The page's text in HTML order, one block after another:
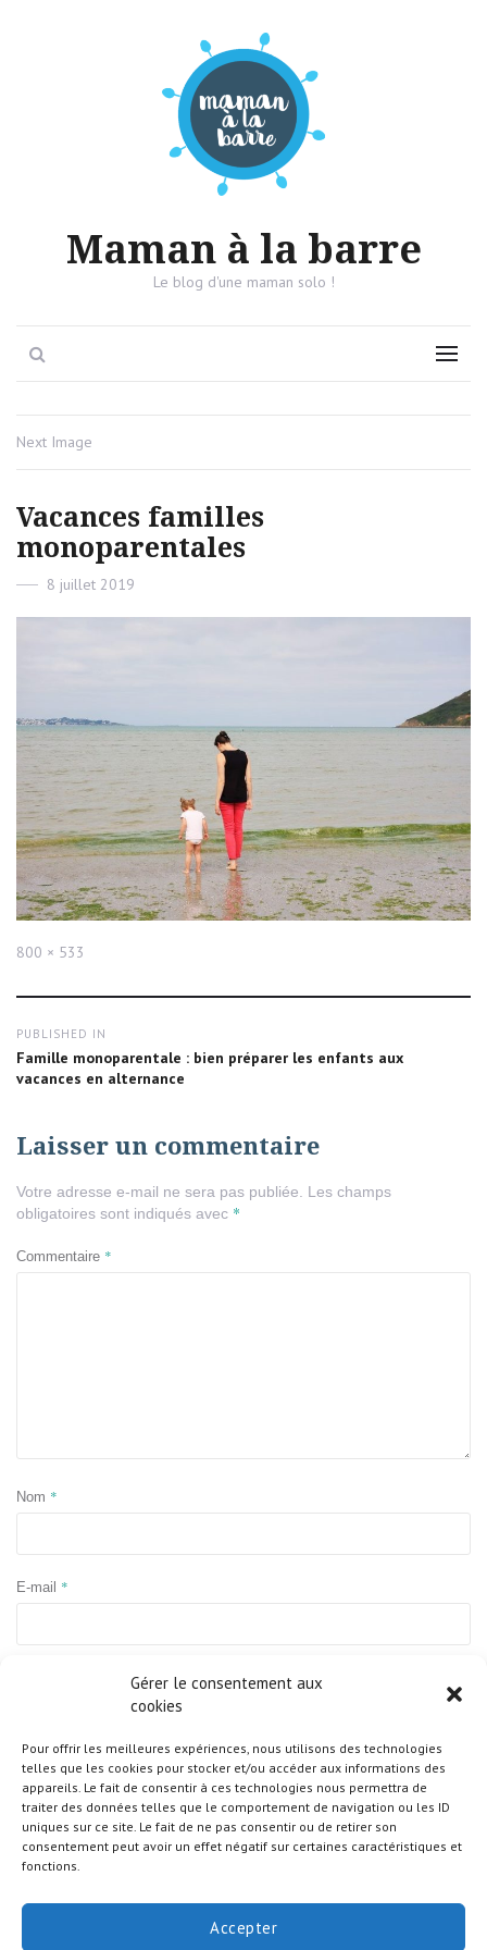
Gérer le consentement aux
cookies
Pour offrir les meilleures expériences, nous utilisons des technologies
telles que les cookies pour stocker et/ou accéder aux informations des
appareils. Le fait de consentir à ces technologies nous permettra de
traiter des données telles que le comportement de navigation ou les ID
uniques sur ce site. Le fait de ne pas consentir ou de retirer son
consentement peut avoir un effet négatif sur certaines caractéristiques et
fonctions.
Accepter
Maman à la barre
Le blog d'une maman solo !
Menu
Next Image
Vacances familles
monoparentales
Posted
8 juillet 2019
Full
800 × 533
Navigation
de
l’article
PUBLISHED IN
Famille monoparentale : bien préparer les enfants aux
vacances en alternance
Laisser un commentaire
Votre adresse e-mail ne sera pas publiée.
Les champs
obligatoires sont indiqués avec *
Commentaire *
Nom *
E-mail *